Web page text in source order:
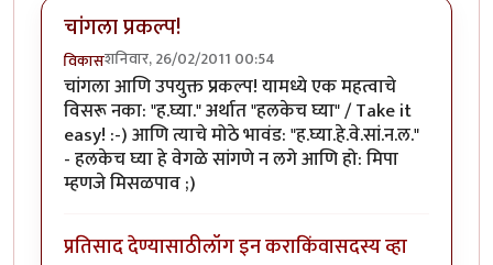
चांगला प्रकल्प!
विकासशनिवार, 26/02/2011 00:54
चांगला आणि उपयुक्त प्रकल्प! यामध्ये एक महत्वाचे
विसरू नका: "ह.घ्या." अर्थात "हलकेच घ्या" / Take it
easy! :-) आणि त्याचे मोठे भावंड: "ह.घ्या.हे.वे.सां.न.ल."
- हलकेच घ्या हे वेगळे सांगणे न लगे आणि हो: मिपा
म्हणजे मिसळपाव ;)
प्रतिसाद देण्यासाठीलॉग इन कराकिंवासदस्य व्हा